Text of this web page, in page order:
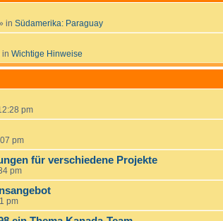
in Südamerika: Paraguay
in Wichtige Hinweise
pm
pm
für verschiedene Projekte
pm
pm